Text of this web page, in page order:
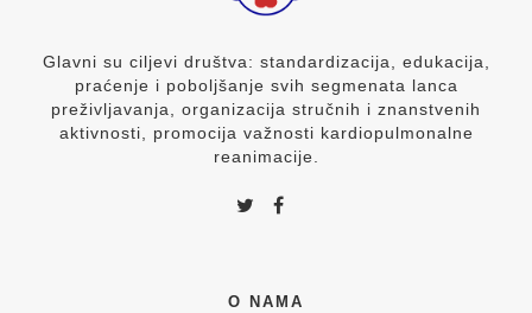
Glavni su ciljevi društva: standardizacija, edukacija,
praćenje i poboljšanje svih segmenata lanca
preživljavanja, organizacija stručnih i znanstvenih
aktivnosti, promocija važnosti kardiopulmonalne
reanimacije.
O NAMA